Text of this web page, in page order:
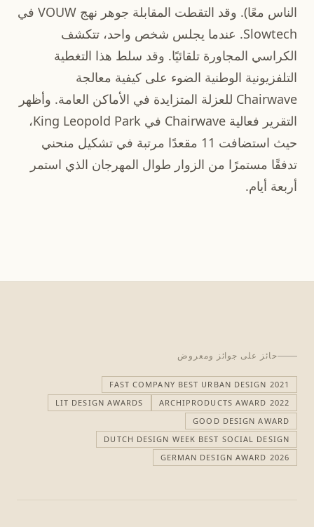
الناس معًا). وقد التقطت المقابلة جوهر نهج VOUW في
Slowtech. عندما يجلس شخص واحد، تتكشف
الكراسي المجاورة تلقائيًا. وقد سلط هذا التغطية
التلفزيونية الوطنية الضوء على كيفية معالجة
Chairwave للعزلة المتزايدة في الأماكن العامة. وأظهر
التقرير فعالية Chairwave في King Leopold Park،
حيث استضافت 11 مقعدًا مرتبة في تشكيل منحني
تدفقًا مستمرًا من الزوار طوال المهرجان الذي استمر
أربعة أيام.
حائز على جوائز ومعروض
FAST COMPANY BEST URBAN DESIGN 2021
ARCHIPRODUCTS AWARD 2022
LIT DESIGN AWARDS
GOOD DESIGN AWARD
DUTCH DESIGN WEEK BEST SOCIAL DESIGN
GERMAN DESIGN AWARD 2026